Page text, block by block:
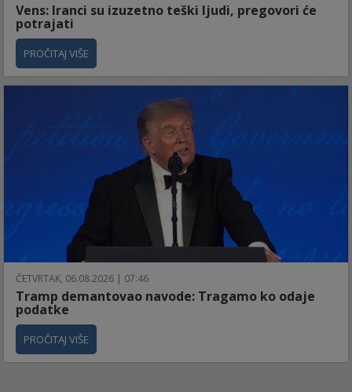
Vens: Iranci su izuzetno teški ljudi, pregovori će
potrajati
PROČITAJ VIŠE
ČETVRTAK, 06.08.2026 | 07:46
Tramp demantovao navode: Tragamo ko odaje
podatke
PROČITAJ VIŠE